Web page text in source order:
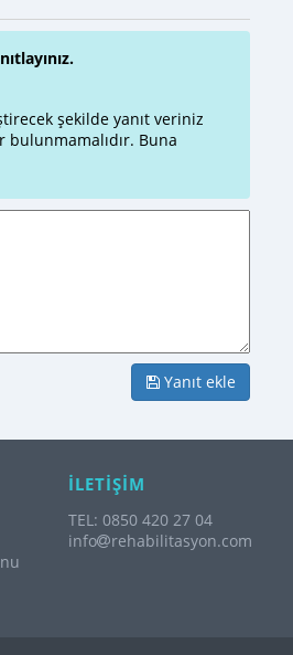
şekilde yanıt veriniz
bulunmamalıdır. Buna
Yanıt ekle
İLETİŞİM
TEL: 0850 420 27 04
info
rehabilitasyon.com